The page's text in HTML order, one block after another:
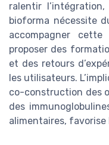
ralentir
bioforma nécessite
accompagner
proposer des
et des retours
les utilisateurs.
co-construction des
des
alimentaires, favorise